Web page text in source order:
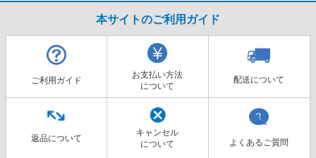
本サイトのご利用ガイド
ご利用ガイド
お支払い方法
について
配送について
返品について
キャンセル
について
よくあるご質問